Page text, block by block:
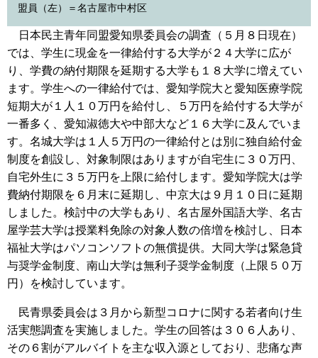
盟員（左）＝名古屋市中村区
日本民主青年同盟愛知県委員会の調査（５月８日現在）
では、学生に現金を一律給付する大学が２４大学に広が
り、学費の納付期限を延期する大学も１８大学に増えてい
ます。学生への一律給付では、愛知学院大と愛知医療学院
短期大が１人１０万円を給付し、５万円を給付する大学が
一番多く、愛知淑徳大や中部大など１６大学に及んでいま
す。名城大学は１人５万円の一律給付とは別に独自給付金
制度を創設し、対象制限はありますが自宅生に３０万円、
自宅外生に３５万円を上限に給付します。愛知学院大は学
費納付期限を６月末に延期し、中京大は９月１０日に延期
しました。検討中の大学もあり、名古屋外国語大学、名古
屋学芸大学は授業料免除の対象人数の倍増を検討し、日本
福祉大学はパソコンソフトの無償提供。大同大学は緊急貸
与奨学金制度、南山大学は無利子奨学金制度（上限５０万
円）を検討しています。
民青県委員会は３月から新型コロナに関する若者向け生
活実態調査を実施しました。学生の回答は３０６人あり、
その６割がアルバイトを主な収入源としており、悲痛な声